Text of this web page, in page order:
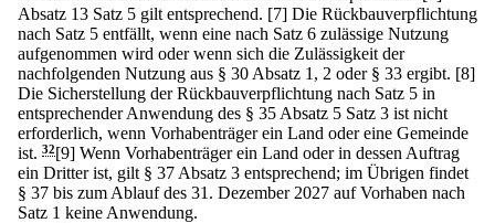
Absatz 13 Satz 5 gilt entsprechend. [7] Die Rückbauverpflichtung
nach Satz 5 entfällt, wenn eine nach Satz 6 zulässige Nutzung
aufgenommen wird oder wenn sich die Zulässigkeit der
nachfolgenden Nutzung aus § 30 Absatz 1, 2 oder § 33 ergibt. [8]
Die Sicherstellung der Rückbauverpflichtung nach Satz 5 in
entsprechender Anwendung des § 35 Absatz 5 Satz 3 ist nicht
erforderlich, wenn Vorhabenträger ein Land oder eine Gemeinde
ist. 32[9] Wenn Vorhabenträger ein Land oder in dessen Auftrag
ein Dritter ist, gilt § 37 Absatz 3 entsprechend; im Übrigen findet
§ 37 bis zum Ablauf des 31. Dezember 2027 auf Vorhaben nach
Satz 1 keine Anwendung.